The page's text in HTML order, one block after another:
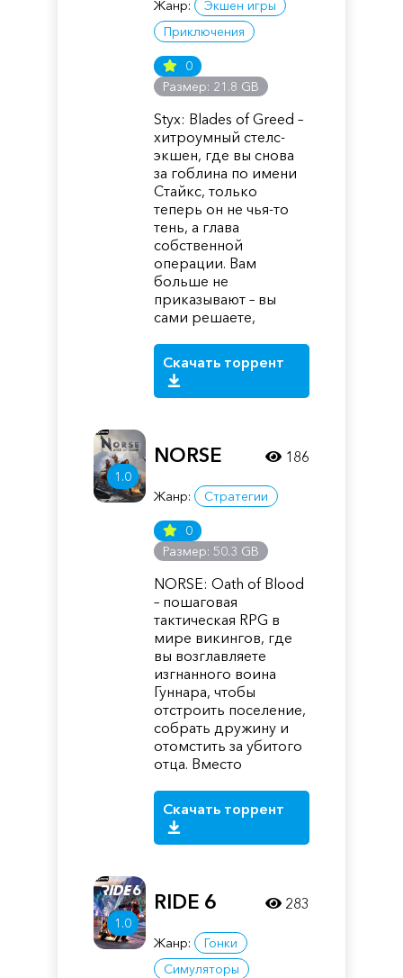
Жанр:
Экшен игры
Приключения
0
Размер: 21.8 GB
Styx: Blades of Greed –
хитроумный стелс-
экшен, где вы снова
за гоблина по имени
Стайкс, только
теперь он не чья-то
тень, а глава
собственной
операции. Вам
больше не
приказывают – вы
сами решаете,
Скачать торрент
1.0
NORSE
Жанр: Стратегии
0
Размер: 50.3 GB
NORSE: Oath of Blood
– пошаговая
тактическая RPG в
мире викингов, где
вы возглавляете
изгнанного воина
Гуннара, чтобы
отстроить поселение,
собрать дружину и
отомстить за убитого
отца. Вместо
Скачать торрент
186
1.0
RIDE 6
Жанр:
Гонки
Симуляторы
283